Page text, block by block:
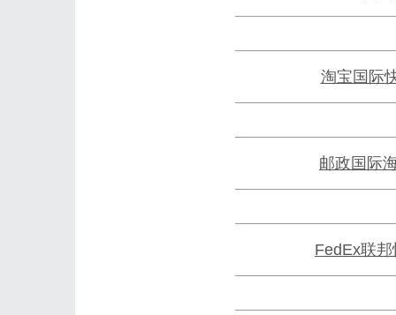
淘宝国际
邮政国际
FedEx联